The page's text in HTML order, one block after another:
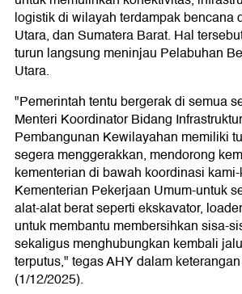
logistik di wilayah terdampak bencana
Utara, dan Sumatera Barat. Hal
turun langsung meninjau Pelabuhan
Utara.
"Pemerintah tentu bergerak di semua
Menteri Koordinator Bidang
Pembangunan Kewilayahan memiliki
segera menggerakkan, mendorong
kementerian di bawah koordinasi
Kementerian Pekerjaan Umum-untuk
alat-alat berat seperti ekskavator,
untuk membantu membersihkan sisa-
sekaligus menghubungkan kembali
terputus," tegas AHY dalam
(1/12/2025).